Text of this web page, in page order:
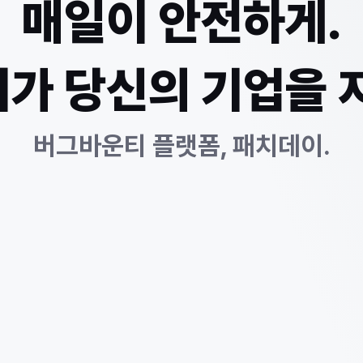
매일이 안전하게.
당신의 기업을
버그바운티 플랫폼, 패치데이.